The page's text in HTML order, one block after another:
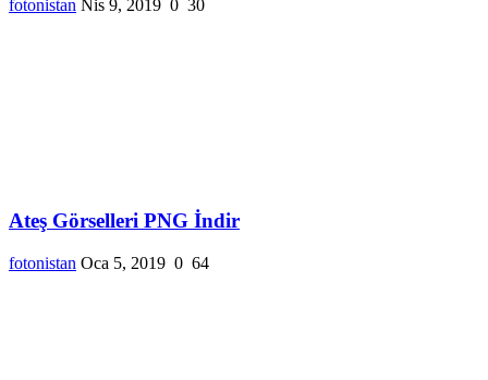
fotonistan Nis 9, 2019 0 30
Ateş Görselleri PNG İndir
fotonistan Oca 5, 2019 0 64